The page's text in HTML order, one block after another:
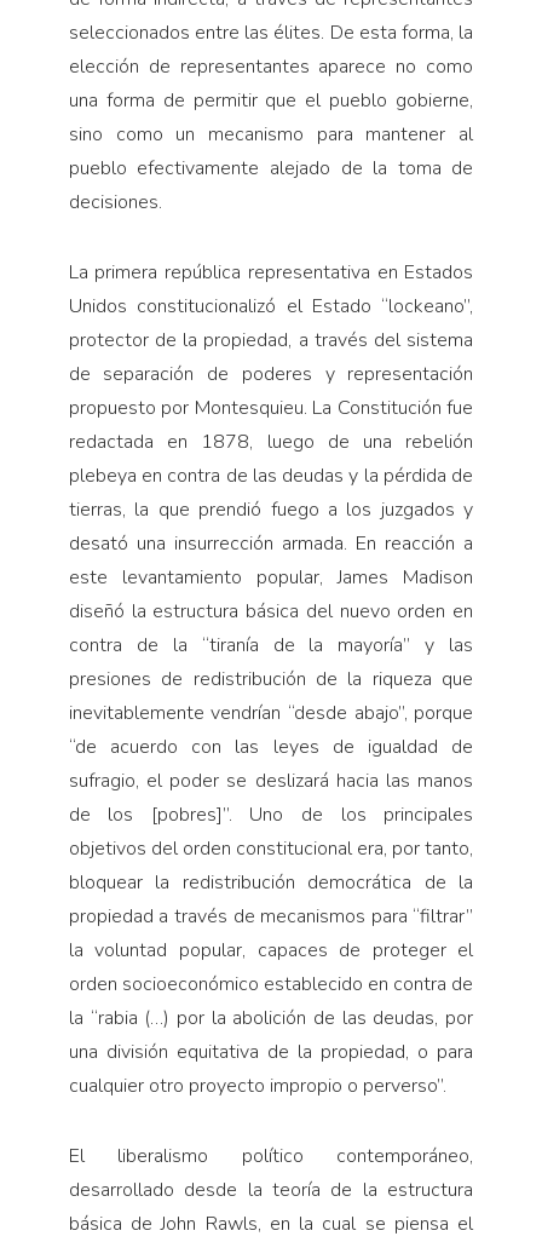
seleccionados entre las élites. De esta forma, la
elección de representantes aparece no como
una forma de permitir que el pueblo gobierne,
sino como un mecanismo para mantener al
pueblo efectivamen­te alejado de la toma de
decisiones.
La primera república representativa en Estados
Unidos constitucionalizó el Estado “lockeano”,
protector de la propiedad, a través del sistema
de sepa­ración de poderes y representación
propuesto por Montesquieu. La Constitución fue
redactada en 1878, luego de una rebelión
plebeya en contra de las deu­das y la pérdida de
tierras, la que prendió fuego a los juzgados y
desató una insurrección armada. En re­acción a
este levantamiento popular, James Madison
diseñó la estructura básica del nuevo orden en
con­tra de la “tiranía de la mayoría” y las
presiones de redistribución de la riqueza que
inevitablemente ven­drían “desde abajo”, porque
“de acuerdo con las leyes de igualdad de
sufragio, el poder se deslizará hacia las manos
de los [pobres]”. Uno de los principales
objetivos del orden constitucional era, por tanto,
blo­quear la redistribución democrática de la
propiedad a través de mecanismos para “filtrar”
la voluntad po­pular, capaces de proteger el
orden socioeconómico establecido en contra de
la “rabia (…) por la abolición de las deu­das, por
una división equitativa de la propie­dad, o para
cualquier otro proyecto impro­pio o perverso”.
El liberalismo po­lítico contemporáneo,
desarrollado desde la teoría de la estructura
básica de John Rawls, en la cual se piensa el